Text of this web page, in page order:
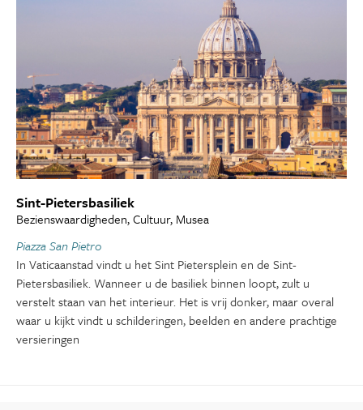
Sint-Pietersbasiliek
Bezienswaardigheden, Cultuur, Musea
Piazza San Pietro
In Vaticaanstad vindt u het Sint Pietersplein en de Sint-
Pietersbasiliek. Wanneer u de basiliek binnen loopt, zult u
verstelt staan van het interieur. Het is vrij donker, maar overal
waar u kijkt vindt u schilderingen, beelden en andere prachtige
versieringen